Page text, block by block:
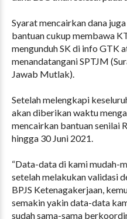
Syarat mencairkan dana
bantuan cukup membawa
mengunduh SK di info GTK
menandatangani SPTJM
Jawab Mutlak).
Setelah melengkapi
akan diberikan waktu
mencairkan bantuan senilai
hingga 30 Juni 2021.
“Data-data di kami mudah-
setelah melakukan validasi
BPJS Ketenagakerjaan,
semakin yakin data-data
sudah sama-sama